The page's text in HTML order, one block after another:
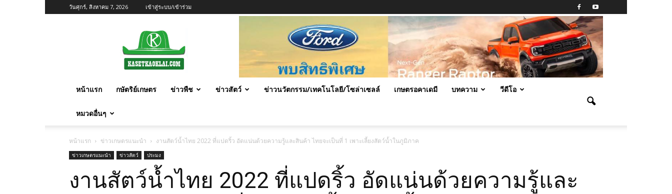
วันศุกร์, สิงหาคม 7, 2026 เข้าสู่ระบบ/เข้าร่วม
หน้าแรก กษัตริย์เกษตร ข่าวพืช ข่าวสัตว์ ข่าวนวัตกรรม/เทคโนโลยี/โซล่าเซลล์ เกษตรอคาเดมี บทความ วีดีโอ
หมวดอื่นๆ
หน้าแรก ข่าวเกษตรแนะนำ งานสัตว์น้ำไทย 2022 ที่แปดริ้ว อัดแน่นด้วยความรู้และสินค้า ไทยจะเป็นที่ 1 เพาะเลี้ยงสัตว์น้ำในภูมิภาค
ข่าวเกษตรแนะนำ ข่าวสัตว์ ประมง
งานสัตว์น้ำไทย 2022 ที่แปดริ้ว อัดแน่นด้วยความรู้และ